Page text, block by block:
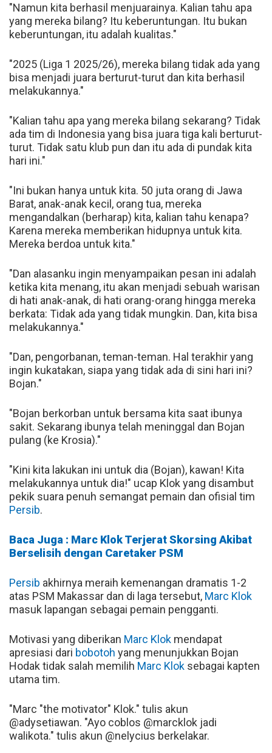
"Namun kita berhasil menjuarainya. Kalian tahu apa
yang mereka bilang? Itu keberuntungan. Itu bukan
keberuntungan, itu adalah kualitas."
"2025 (Liga 1 2025/26), mereka bilang tidak ada yang
bisa menjadi juara berturut-turut dan kita berhasil
melakukannya."
"Kalian tahu apa yang mereka bilang sekarang? Tidak
ada tim di Indonesia yang bisa juara tiga kali berturut-
turut. Tidak satu klub pun dan itu ada di pundak kita
hari ini."
"Ini bukan hanya untuk kita. 50 juta orang di Jawa
Barat, anak-anak kecil, orang tua, mereka
mengandalkan (berharap) kita, kalian tahu kenapa?
Karena mereka memberikan hidupnya untuk kita.
Mereka berdoa untuk kita."
"Dan alasanku ingin menyampaikan pesan ini adalah
ketika kita menang, itu akan menjadi sebuah warisan
di hati anak-anak, di hati orang-orang hingga mereka
berkata: Tidak ada yang tidak mungkin. Dan, kita bisa
melakukannya."
"Dan, pengorbanan, teman-teman. Hal terakhir yang
ingin kukatakan, siapa yang tidak ada di sini hari ini?
Bojan."
"Bojan berkorban untuk bersama kita saat ibunya
sakit. Sekarang ibunya telah meninggal dan Bojan
pulang (ke Krosia)."
"Kini kita lakukan ini untuk dia (Bojan), kawan! Kita
melakukannya untuk dia!" ucap Klok yang disambut
pekik suara penuh semangat pemain dan ofisial tim
Persib.
Baca Juga : Marc Klok Terjerat Skorsing Akibat
Berselisih dengan Caretaker PSM
Persib akhirnya meraih kemenangan dramatis 1-2
atas PSM Makassar dan di laga tersebut, Marc Klok
masuk lapangan sebagai pemain pengganti.
Motivasi yang diberikan Marc Klok mendapat
apresiasi dari bobotoh yang menunjukkan Bojan
Hodak tidak salah memilih Marc Klok sebagai kapten
utama tim.
"Marc "the motivator" Klok." tulis akun
@adysetiawan. "Ayo coblos @marcklok jadi
walikota." tulis akun @nelycius berkelakar.